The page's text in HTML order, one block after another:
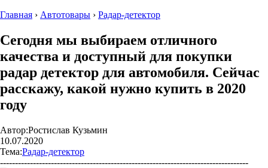
Главная › Автотовары › Радар-детектор
Сегодня мы выбираем отличного
качества и доступный для покупки
радар детектор для автомобиля. Сейчас
расскажу, какой нужно купить в 2020
году
Автор:Ростислав Кузьмин
10.07.2020
Тема:Радар-детектор
-----------------------------------------------------------------------------------